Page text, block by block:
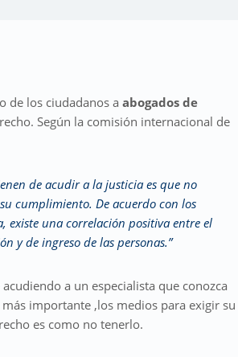
de los ciudadanos aabogados de
Según la comisión internacional de
de acudir a la justicia es que no
cumplimiento. De acuerdo con los
existe una correlación positiva entre el
y de ingreso de las personas.”
a un especialista que conozca
importante ,los medios para exigir su
es como no tenerlo.